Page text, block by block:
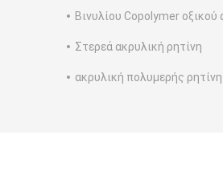
Βινυλίου Copolymer οξικού
Στερεά ακρυλική ρητίνη
ακρυλική πολυμερής ρητίνη